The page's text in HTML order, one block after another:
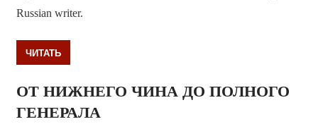
Russian writer.
ЧИТАТЬ
ОТ НИЖНЕГО ЧИНА ДО ПОЛНОГО
ГЕНЕРАЛА